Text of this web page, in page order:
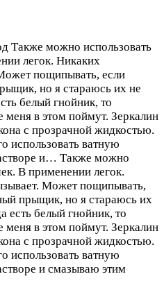
Также можно использовать
легок. Никаких
пощипывать, если
но я стараюсь их не
белый гнойник, то
в этом поймут. Зеркалин
с прозрачной жидкостью.
использовать ватную
и… Также можно
В применении легок.
Может пощипывать,
прыщик, но я стараюсь их
есть белый гнойник, то
в этом поймут. Зеркалин
с прозрачной жидкостью.
использовать ватную
и смазываю этим